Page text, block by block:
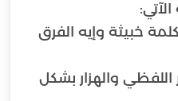
خبيثة وإيه الفرق
اللفظي والهزار بشكل